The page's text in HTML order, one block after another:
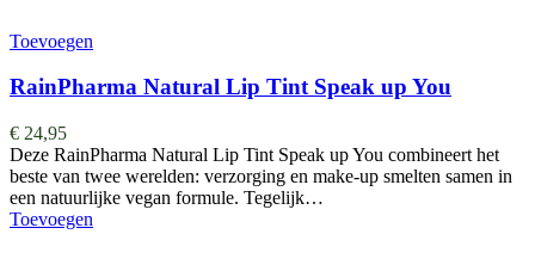
Toevoegen
RainPharma Natural Lip Tint Speak up You
€ 24,95
Deze RainPharma Natural Lip Tint Speak up You combineert het
beste van twee werelden: verzorging en make-up smelten samen in
een natuurlijke vegan formule. Tegelijk…
Toevoegen